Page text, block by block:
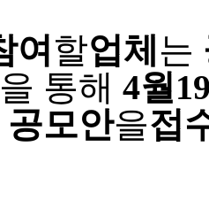
여 할업체 는
을 통해4월
공모안을접